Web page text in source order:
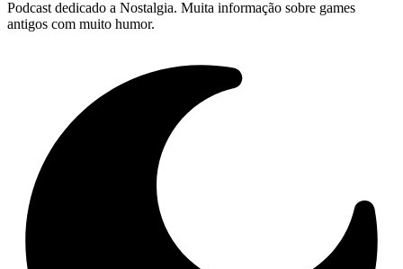
Podcast dedicado a Nostalgia. Muita informação sobre games
antigos com muito humor.